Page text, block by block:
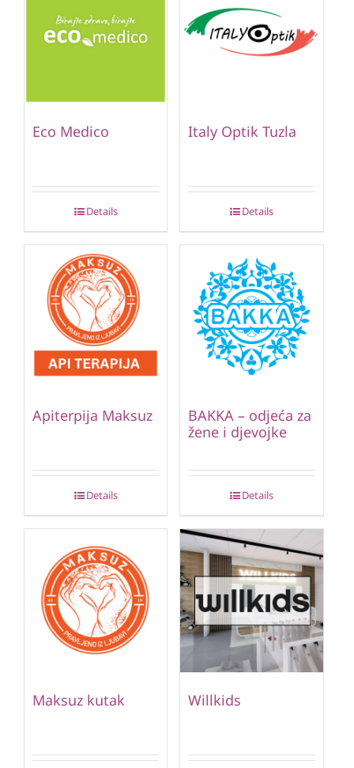
Eco Medico
Details
Italy Optik Tuzla
Details
Apiterpija Maksuz
Details
BAKKA – odjeća za
žene i djevojke
Details
Maksuz kutak Willkids